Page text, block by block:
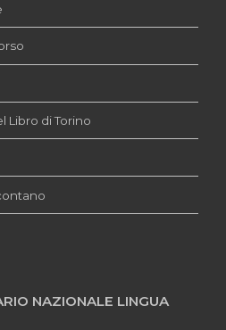
Libro di Torino
NAZIONALE LINGUA